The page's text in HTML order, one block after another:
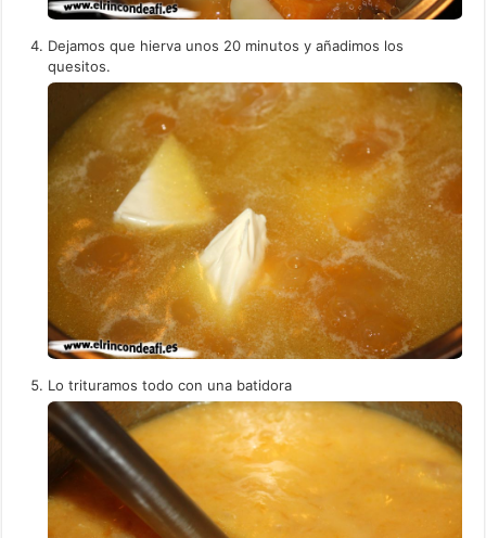
Dejamos que hierva unos 20 minutos y añadimos los
quesitos.
Lo trituramos todo con una batidora